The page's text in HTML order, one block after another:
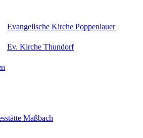
Evangelische Kirche Poppenlauer
Ev. Kirche Thundorf
Maßbach